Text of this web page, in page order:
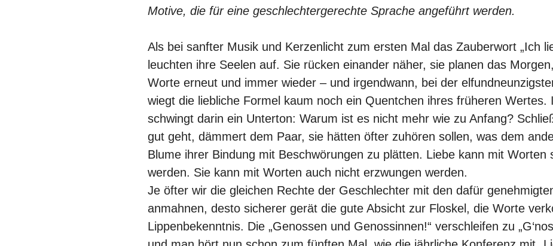
Motive, die für eine geschlechtergerechte Sprache angeführt werden.
Als bei sanfter Musik und Kerzenlicht zum ersten Mal das Zauberwort „Ich
leuchten ihre Seelen auf. Sie rücken einander näher, sie planen das
Worte erneut und immer wieder – und irgendwann, bei der
wiegt die liebliche Formel kaum noch ein Quentchen ihres früheren Wertes.
schwingt darin ein Unterton: Warum ist es nicht mehr wie zu Anfang?
gut geht, dämmert dem Paar, sie hätten öfter zuhören sollen, was dem
Blume ihrer Bindung mit Beschwörungen zu plätten. Liebe kann mit Worten
werden. Sie kann mit Worten auch nicht erzwungen werden.
Je öfter wir die gleichen Rechte der Geschlechter mit den dafür
anmahnen, desto sicherer gerät die gute Absicht zur Floskel, die Worte
Lippenbekenntnis. Die „Genossen und Genossinnen!“ verschleifen zu